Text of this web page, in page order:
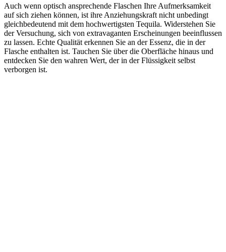
Auch wenn optisch ansprechende Flaschen Ihre Aufmerksamkeit
auf sich ziehen können, ist ihre Anziehungskraft nicht unbedingt
gleichbedeutend mit dem hochwertigsten Tequila. Widerstehen Sie
der Versuchung, sich von extravaganten Erscheinungen beeinflussen
zu lassen. Echte Qualität erkennen Sie an der Essenz, die in der
Flasche enthalten ist. Tauchen Sie über die Oberfläche hinaus und
entdecken Sie den wahren Wert, der in der Flüssigkeit selbst
verborgen ist.